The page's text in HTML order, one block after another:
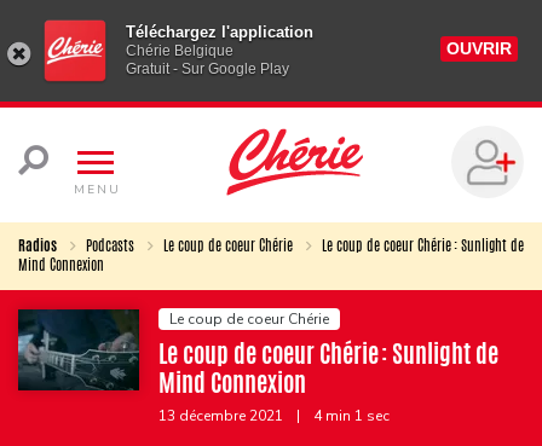
Téléchargez l'application
Chérie Belgique
Gratuit - Sur Google Play
OUVRIR
MENU
Radios Podcasts Le coup de coeur Chérie
Le coup de coeur Chérie : Sunlight de
Mind Connexion
Le coup de coeur Chérie
Le coup de coeur Chérie : Sunlight de
Mind Connexion
13 décembre 2021 | 4 min 1 sec